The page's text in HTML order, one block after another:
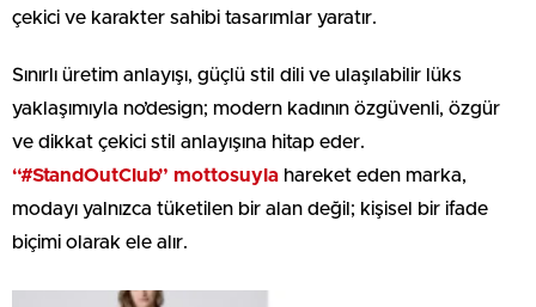
çekici ve karakter sahibi tasarımlar yaratır.
Sınırlı üretim anlayışı, güçlü stil dili ve ulaşılabilir lüks
yaklaşımıyla no’design; modern kadının özgüvenli, özgür
ve dikkat çekici stil anlayışına hitap eder.
“#StandOutClub” mottosuyla hareket eden marka,
modayı yalnızca tüketilen bir alan değil; kişisel bir ifade
biçimi olarak ele alır.